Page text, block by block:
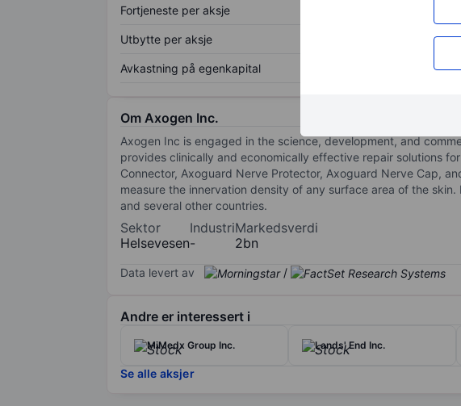
Fortjeneste per aksje
Utbytte per aksje
Avkastning på egenkapital
Om Axogen Inc.
Axogen Inc is engaged in the science, development, and
provides clinically and economically effective repair solutions
Connector, Axoguard Nerve Protector, Axoguard Nerve Cap,
measure the innervation density of any surface area of the
and several other countries.
Sektor
Helsevesen
Industri
-
Markedsverdi
2bn
Data levert av /
Andre er interessert i
MiMedx Group Inc. Lands' End Inc.
Se alle aksjer